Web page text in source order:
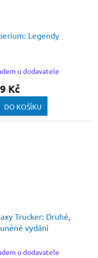
Legendy
u dodavatele
Kč
DO KOŠÍKU
Trucker: Druhé,
vydání
u dodavatele